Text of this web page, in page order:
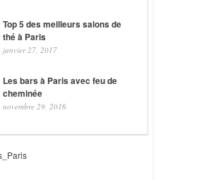
Top 5 des meilleurs salons de
thé à Paris
janvier 27, 2017
Les bars à Paris avec feu de
cheminée
novembre 29, 2016